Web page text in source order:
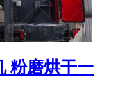
粉磨烘干一